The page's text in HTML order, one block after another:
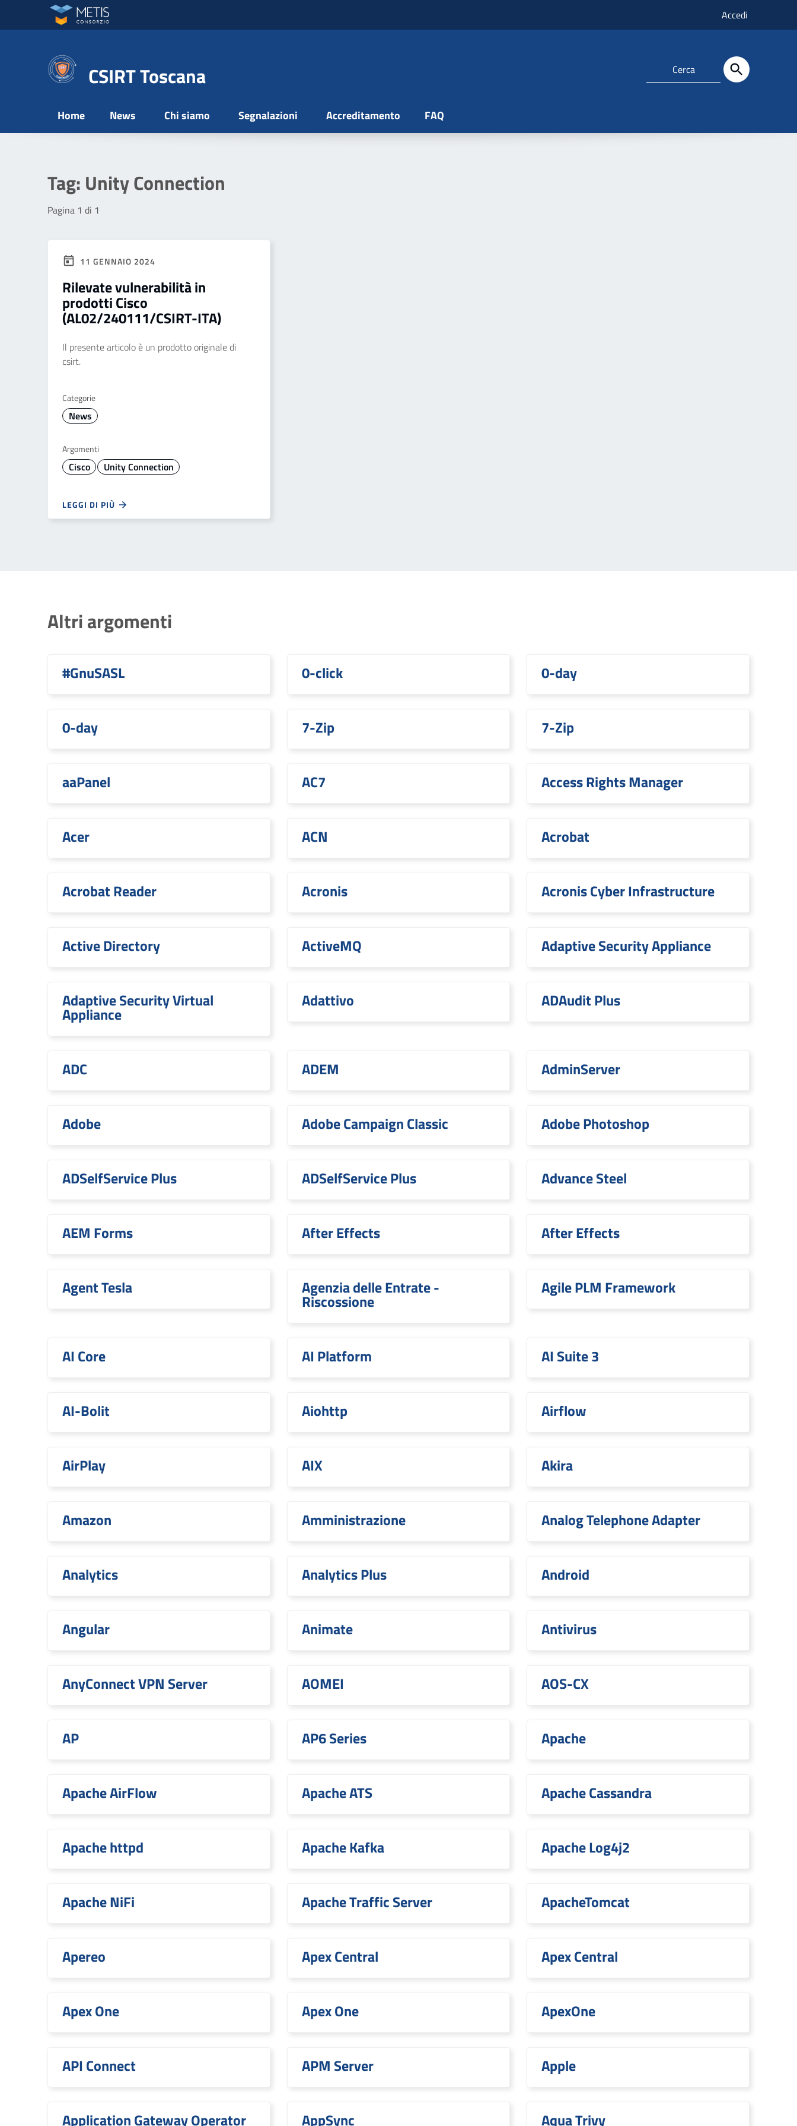
Vai ai contenuti
Vai al menu di navigazione
Accedi
CSIRT Toscana
Home News Chi siamo Segnalazioni Accreditamento FAQ
Tag: Unity Connection
Pagina 1 di 1
11 GENNAIO 2024
Rilevate vulnerabilità in
prodotti Cisco
(AL02/240111/CSIRT-ITA)
Il presente articolo è un prodotto originale di
csirt.
Categorie
News
Argomenti
Cisco Unity Connection
LEGGI DI PIÙ
Altri argomenti
#GnuSASL 0-click 0-day
0-day 7-Zip 7-Zip
aaPanel AC7 Access Rights Manager
Acer ACN Acrobat
Acrobat Reader Acronis Acronis Cyber Infrastructure
Active Directory ActiveMQ Adaptive Security Appliance
Adaptive Security Virtual
Appliance
Adattivo ADAudit Plus
ADC ADEM AdminServer
Adobe Adobe Campaign Classic Adobe Photoshop
ADSelfService Plus ADSelfService Plus Advance Steel
AEM Forms After Effects After Effects
Agent Tesla Agenzia delle Entrate -
Riscossione
Agile PLM Framework
AI Core AI Platform AI Suite 3
AI-Bolit Aiohttp Airflow
AirPlay AIX Akira
Amazon Amministrazione Analog Telephone Adapter
Analytics Analytics Plus Android
Angular Animate Antivirus
AnyConnect VPN Server AOMEI AOS-CX
AP AP6 Series Apache
Apache AirFlow Apache ATS Apache Cassandra
Apache httpd Apache Kafka Apache Log4j2
Apache NiFi Apache Traffic Server ApacheTomcat
Apereo Apex Central Apex Central
Apex One Apex One ApexOne
API Connect APM Server Apple
Application Gateway Operator AppSync Aqua Trivy